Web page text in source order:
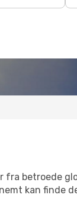
fra betroede
kan finde